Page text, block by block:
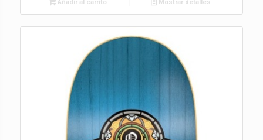
Añadir al carrito Mostrar detalles